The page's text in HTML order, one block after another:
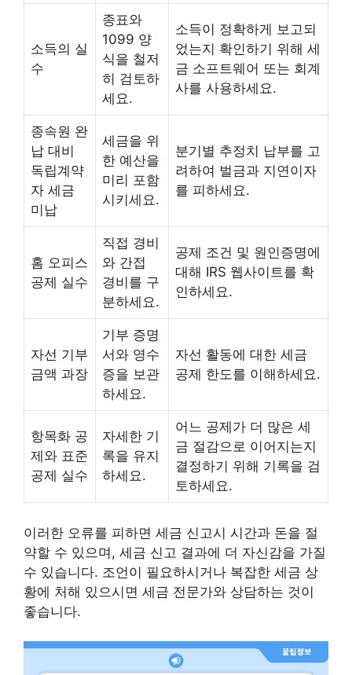
소득의 실
수
종표와
1099 양
식을 철저
히 검토하
세요.
소득이 정확하게 보고되
었는지 확인하기 위해 세
금 소프트웨어 또는 회계
사를 사용하세요.
종속원 완
납 대비
독립계약
자 세금
미납
세금을 위
한 예산을
미리 포함
시키세요.
분기별 추정치 납부를 고
려하여 벌금과 지연이자
를 피하세요.
홈 오피스
공제 실수
직접 경비
와 간접
경비를 구
분하세요.
공제 조건 및 원인증명에
대해 IRS 웹사이트를 확
인하세요.
자선 기부
금액 과장
기부 증명
서와 영수
증을 보관
하세요.
자선 활동에 대한 세금
공제 한도를 이해하세요.
항목화 공
제와 표준
공제 실수
자세한 기
록을 유지
하세요.
어느 공제가 더 많은 세
금 절감으로 이어지는지
결정하기 위해 기록을 검
토하세요.
이러한 오류를 피하면 세금 신고시 시간과 돈을 절
약할 수 있으며, 세금 신고 결과에 더 자신감을 가질
수 있습니다. 조언이 필요하시거나 복잡한 세금 상
황에 처해 있으시면 세금 전문가와 상담하는 것이
좋습니다.